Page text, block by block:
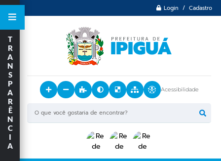
Login / Cadastro
Acessibilidade
T
R
A
N
S
P
A
R
Ê
N
C
I
A